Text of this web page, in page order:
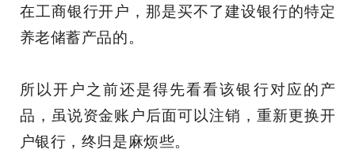
在工商银行开户，那是买不了建设银行的特定
养老储蓄产品的。
所以开户之前还是得先看看该银行对应的产
品，虽说资金账户后面可以注销，重新更换开
户银行，终归是麻烦些。